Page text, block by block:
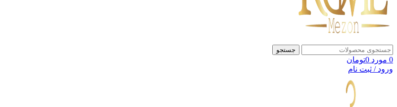
جستجو
0 مورد 0تومان
ورود / ثبت نام